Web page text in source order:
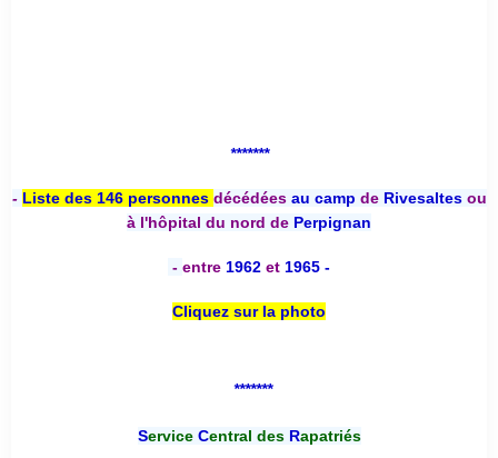
*******
- Liste des 146 personnes décédées au camp deRivesaltesou
à l'hôpital du nord de Perpignan
- entre 1962 et 1965 -
Cliquez sur la photo
*******
Service Central desRapatriés